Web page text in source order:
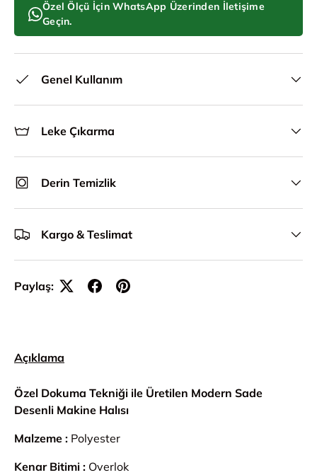
Özel Ölçü İçin WhatsApp Üzerinden İletişime
Geçin.
Genel Kullanım
Leke Çıkarma
Derin Temizlik
Kargo & Teslimat
Paylaş:
Açıklama
Özel Dokuma Tekniği ile Üretilen Modern Sade
Desenli Makine Halısı
Malzeme : Polyester
Kenar Bitimi : Overlok